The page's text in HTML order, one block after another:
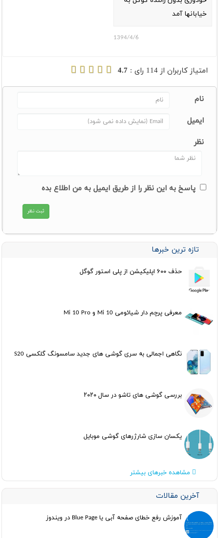
خیابانها آمد
1394/4/6
امتیاز کاربران از 114 رای : 4.7
نام
ایمیل
نظر
پاسخ به این نظر را از طریق ایمیل به من اطلاع بده
تازه ترین خبرها
حذف ۶۰۰ اپلیکیشن از پلی استور گوگل
معرفی پرچم دار شیائومی Mi 10 و Mi 10 Pro
نگاهی اجمالی به سری گوشی های جدید سامسونگ گلکسی S20
بررسی گوشی های تاشو در سال ۲۰۲۰
یکسان سازی شارژرهای گوشی موبایل
مشاهده خبرهای بیشتر
آخرین مقالات
آموزش رفع خطای صفحه آبی یا Blue Page در ویندوز